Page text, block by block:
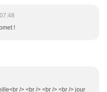
!
/> <br /> <br /> <br /> jour